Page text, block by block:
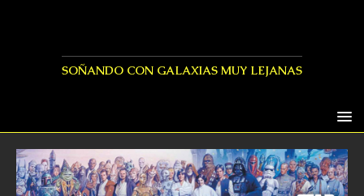
SOÑANDO CON GALAXIAS MUY LEJANAS